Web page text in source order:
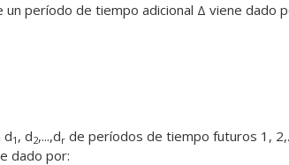
período de tiempo adicional Δ viene dado
d1 , d2,...,dr de períodos de tiempo futuros 1,
dado por: